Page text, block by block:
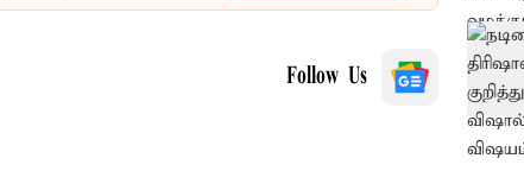
Follow Us